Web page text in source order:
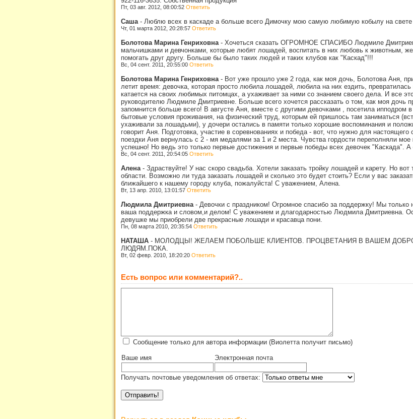
Пт, 03 авг. 2012, 08:00:52 Ответить
Саша - Люблю всех в каскаде а больше всего Димочку мою самую любимую кобылу на свете
Чт, 01 марта 2012, 20:28:57 Ответить
Болотова Марина Генриховна - Хочеться сказать ОГРОМНОЕ СПАСИБО Людмиле
мальчишками и девчонками, которые любят лошадей, воспитать в них любовь к животным,
помогать друг другу. Больше бы было таких людей и таких клубов как "Каскад"!!!
Вс, 04 сент. 2011, 20:55:00 Ответить
Болотова Марина Генриховна - Вот уже прошло уже 2 года, как моя дочь, Болотова Аня,
летит время: девочка, которая просто любила лошадей, любила на них ездить,
катается на своих любимых питомцах, а ухаживает за ними со знанием своего дела. И все
руководителю Людмиле Дмитриевне. Больше всего хочется рассказать о том, как моя дочь
запомнится больше всего! В августе Аня, вместе с другими девочками , посетила
бытовые условия проживания, на физический труд, которым ей пришлось там заниматься
ухаживали за лошадьми), у дочери остались в памяти только хорошие воспоминания и
говорит Аня. Подготовка, участие в соревнованиях и победа - вот, что нужно для
поездки Аня вернулась с 2 - мя медалями за 1 и 2 места. Чувства гордости переполняли
успешно! Но ведь это только первые достижения и первые победы всех девочек "Каскада".
Вс, 04 сент. 2011, 20:54:05 Ответить
Алена - Здраствуйте! У нас скоро свадьба. Хотели заказать тройку лошадей и карету. Но
области. Возможно ли туда заказать лошадей и сколько это будет стоить? Если у вас
ближайшего к нашему городу клуба, пожалуйста! С уважением, Алена.
Вт, 13 апр. 2010, 13:01:57 Ответить
Людмила Дмитриевна - Девочки с праздником! Огромное спасибо за поддержку! Мы
ваша поддержка и словом,и делом! С уважением и длагодарностью Людмила Дмитриевна.
девушке мы приобрели две прекрасные лошади и красавца пони.
Пн, 08 марта 2010, 20:35:54 Ответить
НАТАША - МОЛОДЦЫ! ЖЕЛАЕМ ПОБОЛЬШЕ КЛИЕНТОВ. ПРОЦВЕТАНИЯ В ВАШЕМ
ЛЮДЯМ.ПОКА.
Вт, 02 февр. 2010, 18:20:20 Ответить
Есть вопрос или комментарий?..
Сообщение только для автора информации (Виолетта получит письмо)
Ваше имя Электронная почта
Получать почтовые уведомления об ответах: